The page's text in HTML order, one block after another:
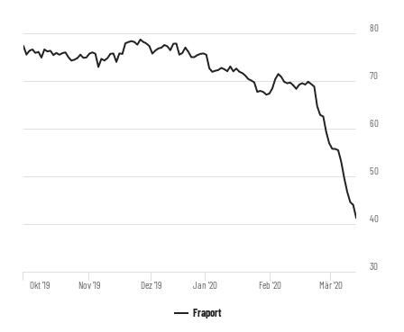
Fraport
Okt '19 Nov '19 Dez '19 Jan '20 Feb '20 Mär '20
30
40
50
60
70
80